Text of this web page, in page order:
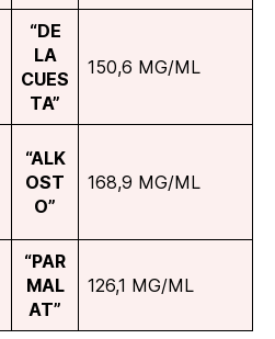
“DE
LA
CUES
TA”
150,6 ΜG/ML
“ALK
OST
O”
168,9 ΜG/ML
“PAR
MAL
AT”
126,1 ΜG/ML